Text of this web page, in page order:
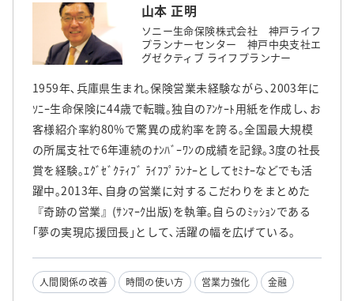
山本 正明
ソニー生命保険株式会社 神戸ライフ
プランナーセンター 神戸中央支社エ
グゼクティブ ライフプランナー
1959年､兵庫県生まれ｡保険営業未経験ながら､2003年に
ｿﾆｰ生命保険に44歳で転職｡独自のｱﾝｹｰﾄ用紙を作成し､お
客様紹介率約80%で驚異の成約率を誇る｡全国最大規模
の所属支社で6年連続のﾅﾝﾊﾞｰﾜﾝの成績を記録｡3度の社長
賞を経験｡ｴｸﾞｾﾞｸﾃｨﾌﾞ ﾗｲﾌﾌﾟﾗﾝﾅｰとしてｾﾐﾅｰなどでも活
躍中｡2013年､自身の営業に対するこだわりをまとめた
『奇跡の営業』(ｻﾝﾏｰｸ出版)を執筆｡自らのﾐｯｼｮﾝである
｢夢の実現応援団長｣として､活躍の幅を広げている｡
人間関係の改善 時間の使い方 営業力強化 金融